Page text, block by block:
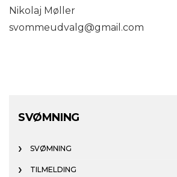
Nikolaj Møller
svommeudvalg@gmail.com
SVØMNING
SVØMNING
TILMELDING